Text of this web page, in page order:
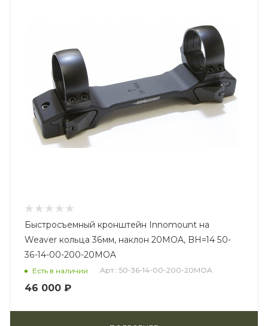
Быстросъемный кронштейн Innomount на
Weaver кольца 36мм, наклон 20MOA, BH=14 50-
36-14-00-200-20MOA
Есть в наличии Арт.: 50-36-14-00-200-20MOA
46 000 ₽